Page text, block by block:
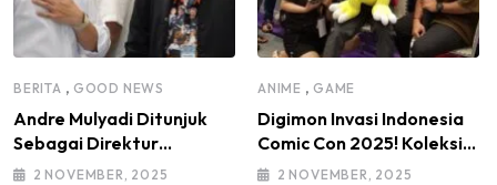
BERITA , GOOD NEWS
Andre Mulyadi Ditunjuk
Sebagai Direktur
Modifikasi dan Kendaraan
2 NOVEMBER, 2025
ANIME , GAME
Digimon Invasi Indonesia
Comic Con 2025! Koleksi
Mainan Komunitas DIGI-IN
2 NOVEMBER, 2025